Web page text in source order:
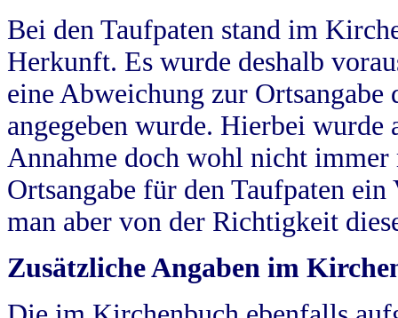
Bei den Taufpaten stand im
Herkunft. Es wurde deshalb
eine Abweichung zur
angegeben wurde. Hierbei wurde
Annahme doch wohl nicht
Ortsangabe für den Taufpaten
man aber von der Richtigkeit
Zusätzliche Angaben im